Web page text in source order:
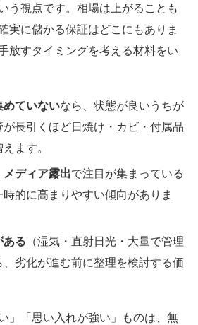
う視点です。相場は上がることも
実に儲かる保証はどこにもありま
放すタイミングを考える材料をい
めていないなら、状態が良いうちが
長引くほど日焼け・カビ・付属品
ます。
メディア露出で注目が集まっている
的に高まりやすい傾向がありま
ある （湿気・直射日光・大量で管理
、劣化が進む前に整理を検討する価
」「思い入れが強い」ものは、無